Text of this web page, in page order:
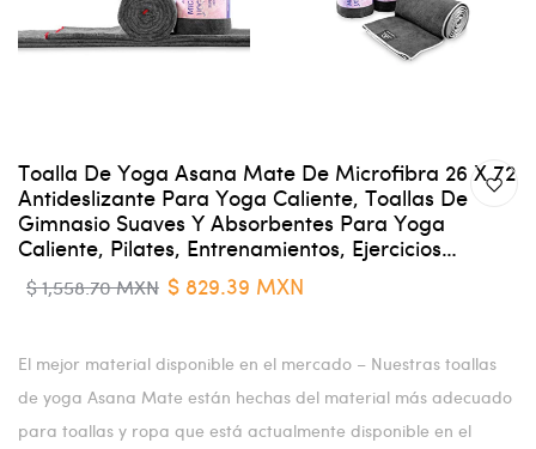
Toalla De Yoga Asana Mate De Microfibra 26 X 72
Antideslizante Para Yoga Caliente, Toallas De
Gimnasio Suaves Y Absorbentes Para Yoga
Caliente, Pilates, Entrenamientos, Ejercicios…
$ 1,558.70 MXN $ 829.39 MXN
El mejor material disponible en el mercado – Nuestras toallas
de yoga Asana Mate están hechas del material más adecuado
para toallas y ropa que está actualmente disponible en el